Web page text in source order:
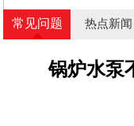
常见问题 热点新闻
锅炉水泵